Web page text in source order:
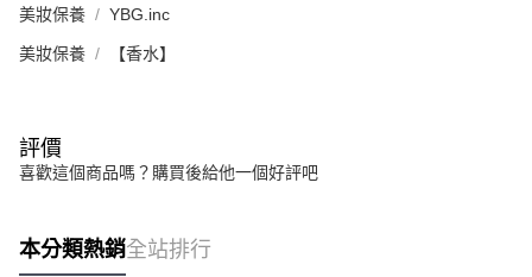
美妝保養 YBG.inc
美妝保養 【香水】
評價
喜歡這個商品嗎？購買後給他一個好評吧
本分類熱銷全站排行